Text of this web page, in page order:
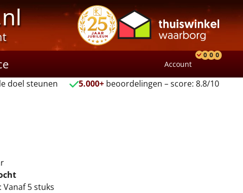
Account
0 0 0
doel steunen 5.000+ beoordelingen – score: 8.8/10
5 stuks